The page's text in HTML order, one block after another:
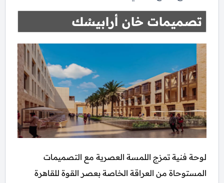
تصميمات خان أرابيسْك
لوحة فنية تمزج اللمسة العصرية مع التصميمات
المستوحاة من العراقة الخاصة بعصر القوة للقاهرة